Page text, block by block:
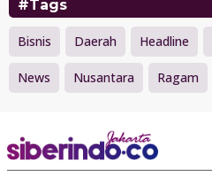
#Tags
Bisnis Daerah Headline
News Nusantara Ragam